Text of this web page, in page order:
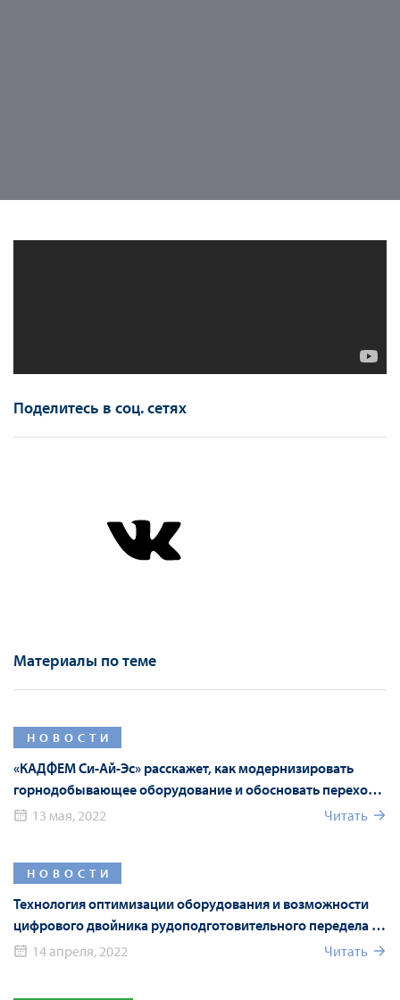
Поделитесь в соц. сетях
Материалы по теме
НОВОСТИ
«КАДФЕМ Си-Ай-Эс» расскажет, как модернизировать
горнодобывающее оборудование и обосновать переход
на российские аналоги с помощью численного
13 мая, 2022 Читать
НОВОСТИ
Технология оптимизации оборудования и возможности
цифрового двойника рудоподготовительного передела на
Mining World Russia 2022
14 апреля, 2022 Читать